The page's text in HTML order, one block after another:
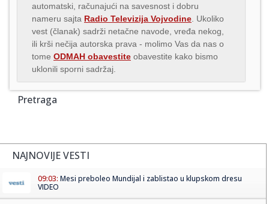
automatski, računajući na savesnost i dobru
nameru sajta Radio Televizija Vojvodine . Ukoliko
vest (članak) sadrži netačne navode, vređa nekog,
ili krši nečija autorska prava - molimo Vas da nas o
tome ODMAH obavestite obavestite kako bismo
uklonili sporni sadržaj.
Pretraga
NAJNOVIJE VESTI
09:03: Mesi preboleo Mundijal i zablistao u klupskom dresu
VIDEO